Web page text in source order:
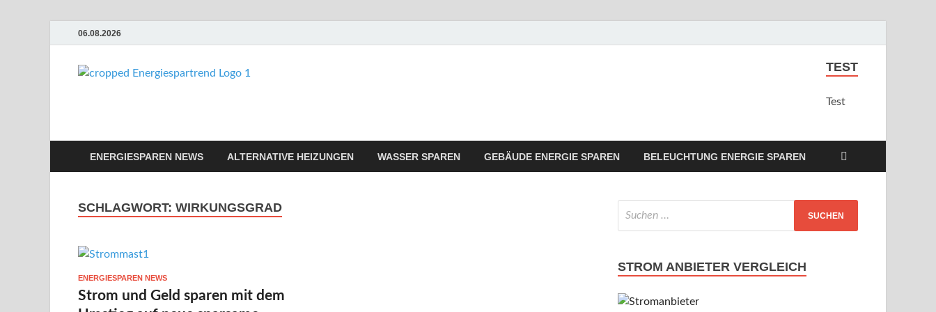
06.08.2026
TEST
Test
ENERGIESPAREN NEWS ALTERNATIVE HEIZUNGEN WASSER SPAREN GEBÄUDE ENERGIE SPAREN BELEUCHTUNG ENERGIE SPAREN
SCHLAGWORT: WIRKUNGSGRAD
ENERGIESPAREN NEWS
Strom und Geld sparen mit dem
STROM ANBIETER VERGLEICH